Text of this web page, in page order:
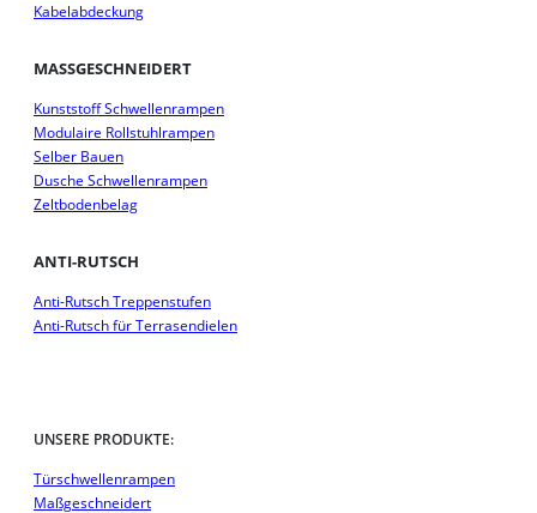
Kabelabdeckung
MASSGESCHNEIDERT
Kunststoff Schwellenrampen
Modulaire Rollstuhlrampen
Selber Bauen
Dusche Schwellenrampen
Zeltbodenbelag
ANTI-RUTSCH
Anti-Rutsch Treppenstufen
Anti-Rutsch für Terrasendielen
UNSERE PRODUKTE:
Türschwellenrampen
Maßgeschneidert